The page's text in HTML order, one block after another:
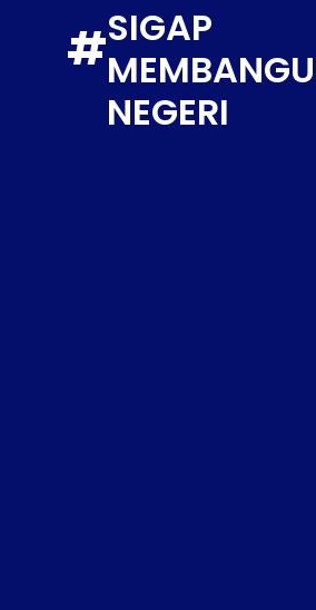
#SIGAP
NEGERI